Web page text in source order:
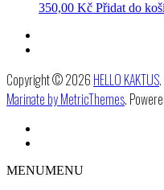
350,00 Kč Přidat do
Copyright © 2026 HELLO KAKTUS.
Marinate by MetricThemes.
MENUMENU